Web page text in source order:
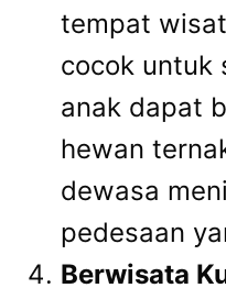
tempat
cocok untuk
anak dapat
hewan
dewasa
pedesaan
Berwisata